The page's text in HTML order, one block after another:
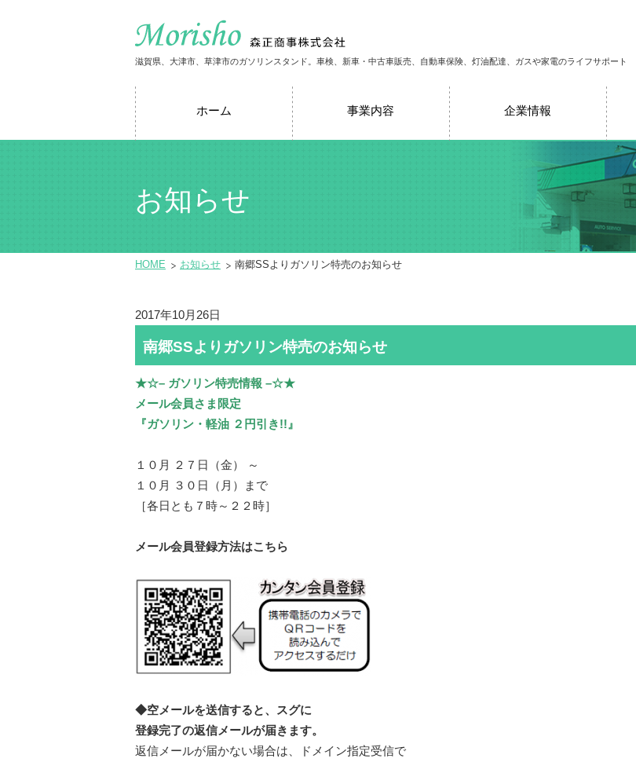
滋賀県、大津市、草津市のガソリンスタンド。車検、新車・中古車販売、自動車保険、灯油配達、ガスや家電のライフサポート
ホーム 事業内容 企業情報
お知らせ
HOME お知らせ 南郷SSよりガソリン特売のお知らせ
2017年10月26日
南郷SSよりガソリン特売のお知らせ
★☆– ガソリン特売情報 –☆★
メール会員さま限定
『ガソリン・軽油 ２円引き!!』
１０月 ２７日（金） ～
１０月 ３０日（月）まで
［各日とも７時～２２時］
メール会員登録方法はこちら
◆空メールを送信すると、スグに
登録完了の返信メールが届きます。
返信メールが届かない場合は、ドメイン指定受信で